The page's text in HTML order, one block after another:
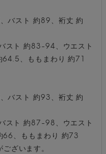
バスト 約89、裄丈 約
スト 約83-94、ウエスト
、ももまわり 約71
バスト 約93、裄丈 約
スト 約87-98、ウエスト
、ももまわり 約73
ざいます。